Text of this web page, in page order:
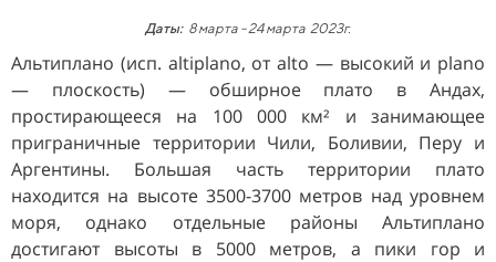
Даты: 8 марта - 24 марта 2023г.
Альтиплано (исп. altiplano, от alto — высокий и plano
— плоскость) — обширное плато в Андах,
простирающееся на 100 000 км² и занимающее
приграничные территории Чили, Боливии, Перу и
Аргентины. Большая часть территории плато
находится на высоте 3500-3700 метров над уровнем
моря, однако отдельные районы Альтиплано
достигают высоты в 5000 метров, а пики гор и